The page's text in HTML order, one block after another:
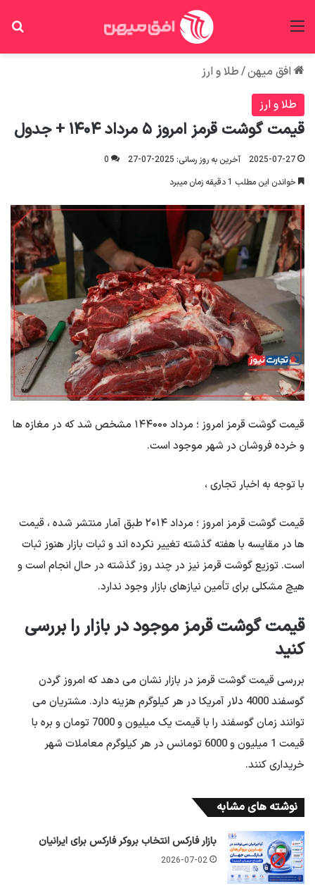
افق میهن/طلا و ارز
طلا و ارز
قیمت گوشت قرمز امروز ۵ مرداد ۱۴۰۴ + جدول
2025-07-27 آخرین به روز رسانی: 2025-07-27
0
خواندن این مطلب 1 دقیقه زمان میبرد
قیمت گوشت قرمز امروز ؛ مرداد ۱۴۴۰۰۰ مشخص شد که در مغازه ها
و خرده فروشان در شهر موجود است.
با توجه به اخبار تجاری ،
قیمت گوشت قرمز امروز ؛ مرداد ۲۰۱۴ طبق آمار منتشر شده ، قیمت
ها در مقایسه با هفته گذشته تغییر نکرده اند و ثبات بازار هنوز ثبات
است. توزیع گوشت قرمز نیز در چند روز گذشته در حال انجام است و
هیچ مشکلی برای تأمین نیازهای بازار وجود ندارد.
قیمت گوشت قرمز موجود در بازار را بررسی
کنید
بررسی قیمت گوشت قرمز در بازار نشان می دهد که امروز گردن
گوسفند 4000 دلار آمریکا در هر کیلوگرم هزینه دارد. مشتریان می
توانند زمان گوسفند را با قیمت یک میلیون و 7000 تومان و بره با
قیمت 1 میلیون و 6000 تومانس در هر کیلوگرم معاملات شهر
خریداری کنند.
نوشته های مشابه
بازار فارکس انتخاب بروکر فارکس برای ایرانیان
2026-07-02